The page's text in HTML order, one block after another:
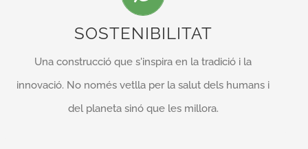
SOSTENIBILITAT
Una construcció que s'inspira en la tradició i la
innovació. No només vetlla per la salut dels humans i
del planeta sinó que les millora.
una construcció racional. No cal portar els materials
de lluny per la seva construcció, ja que moltes
vegades els tenim a la vora. No cal obtenir l’energia
de lluny, ja que també els tenim a l’abast.